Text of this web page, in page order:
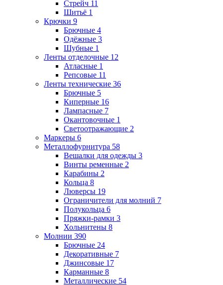
Стрейч 11
Шитьё 1
Крючки 9
Брючные 4
Одёжные 3
Шубные 1
Ленты отделочные 12
Атласные 1
Репсовые 11
Ленты технические 36
Брючные 5
Киперные 16
Лампасные 7
Окантовочные 1
Светоотражающие 2
Маркеры 6
Металлофурнитура 58
Вешалки для одежды 3
Винты ременные 2
Карабины 2
Кольца 8
Люверсы 19
Ограничители для молний 7
Полукольца 6
Пряжки-рамки 3
Хольнитены 8
Молнии 390
Брючные 24
Декоративные 7
Джинсовые 17
Карманные 8
Металлические 54